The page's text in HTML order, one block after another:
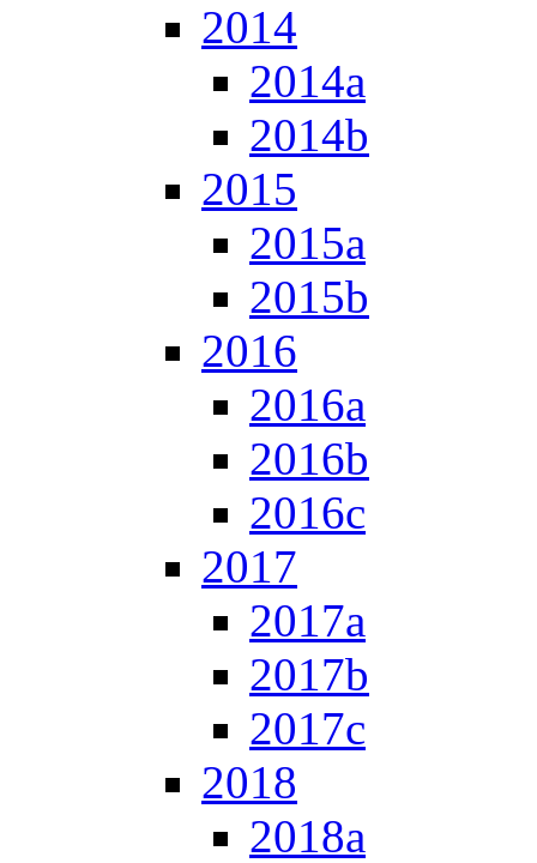
2014
2014a
2014b
2015
2015a
2015b
2016
2016a
2016b
2016c
2017
2017a
2017b
2017c
2018
2018a